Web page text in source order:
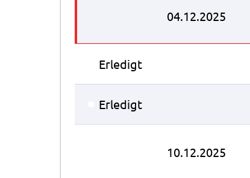
04.12.2025
Erledigt
Erledigt
10.12.2025